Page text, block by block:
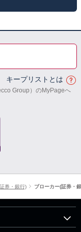
キープリストとは
Group）のMyPageへ
券・銀行) ブローカー(証券・